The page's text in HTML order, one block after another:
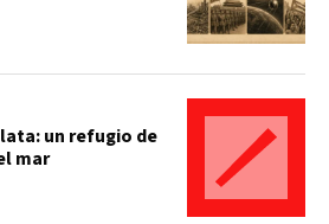
un refugio de
mar